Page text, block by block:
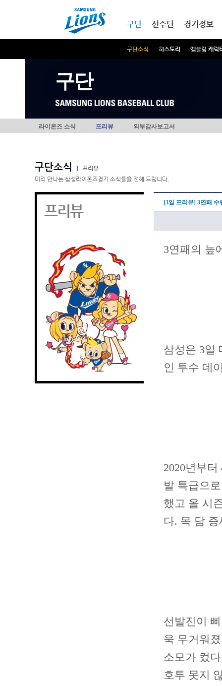
구단
구단소식 히스토리 엠블럼 캐릭
선수단 경기정보
구단
라이온즈 소식 프리뷰 외부감사보고서
구단소식
프리뷰
미리 만나는 삼성라이온즈경기 소식들을 전해 드립니다.
프리뷰 [3일 프리뷰] 3연패
3연패의 늪
삼성은 3일
인 투수 데
2020년부
발 특급으
했고 올 시
다. 목 담
선발진이
욱 무거워
소모가 컸
호투 못지